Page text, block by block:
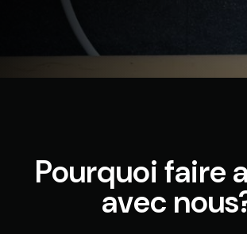
Pourquoi faire
avec